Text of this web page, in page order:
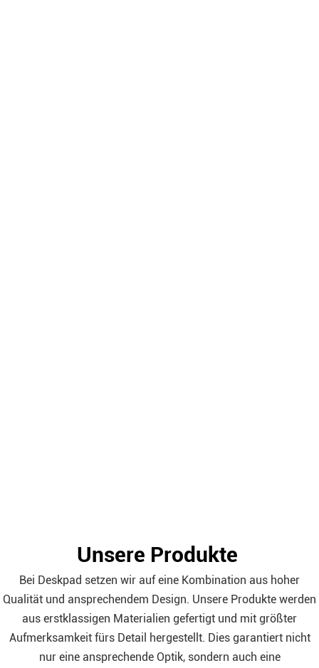
Unsere Produkte
Bei Deskpad setzen wir auf eine Kombination aus hoher
Qualität und ansprechendem Design. Unsere Produkte werden
aus erstklassigen Materialien gefertigt und mit größter
Aufmerksamkeit fürs Detail hergestellt. Dies garantiert nicht
nur eine ansprechende Optik, sondern auch eine